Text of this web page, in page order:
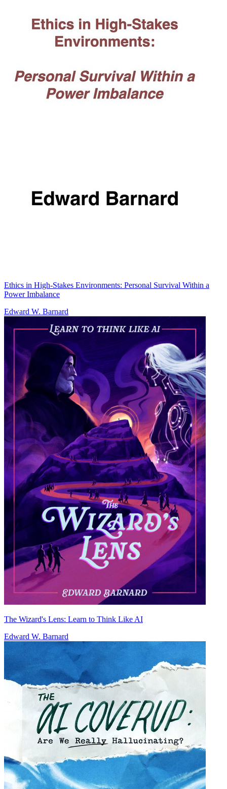
Ethics in High-Stakes Environments: Personal Survival Within a
Power Imbalance
Edward W. Barnard
The Wizard's Lens: Learn to Think Like AI
Edward W. Barnard